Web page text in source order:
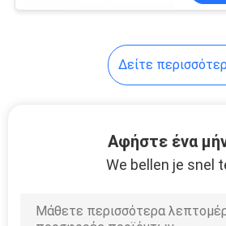
ΥψηλήΔείτε
Αφήστε ένα
We bellen je snel